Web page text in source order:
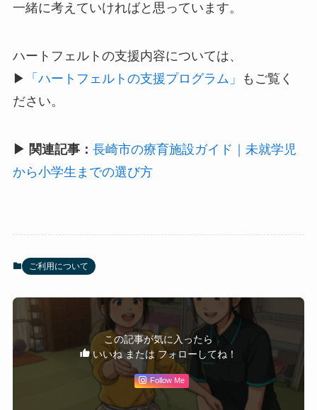
一緒に考えていければと思っています。
ハートフェルトの支援内容については、
▶︎
「ハートフェルトの支援プログラム」
もご覧く
ださい。
▶ 関連記事： 長崎市の療育施設ガイド｜未就学児
から小学生までの選び方
ご利用について
この記事が気に入ったら
いいね または フォローしてね！
Follow Me